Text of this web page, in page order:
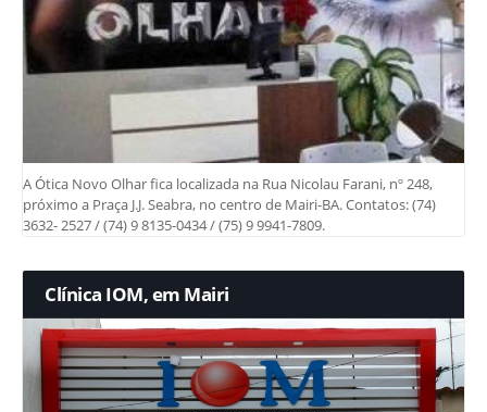
A Ótica Novo Olhar fica localizada na Rua Nicolau Farani, nº 248,
próximo a Praça J.J. Seabra, no centro de Mairi-BA. Contatos: (74)
3632- 2527 / (74) 9 8135-0434 / (75) 9 9941-7809.
Clínica IOM, em Mairi